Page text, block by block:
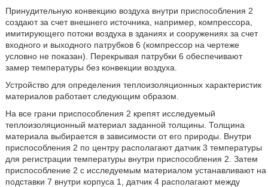
Принудительную конвекцию воздуха внутри приспособления 2
создают за счет внешнего источника, например, компрессора,
имитирующего потоки воздуха в зданиях и сооружениях за счет
входного и выходного патрубков 6 (компрессор на чертеже
условно не показан). Перекрывая патрубки 6 обеспечивают
замер температуры без конвекции воздуха.
Устройство для определения теплоизоляционных характеристик
материалов работает следующим образом.
На все грани приспособления 2 крепят исследуемый
теплоизоляционный материал заданной толщины. Толщина
материала выбирается в зависимости от его природы. Внутри
приспособления 2 по центру располагают датчик 3 температуры
для регистрации температуры внутри приспособления 2. Затем
приспособление 2 с исследуемым материалом устанавливают на
подставки 7 внутри корпуса 1, датчик 4 располагают между